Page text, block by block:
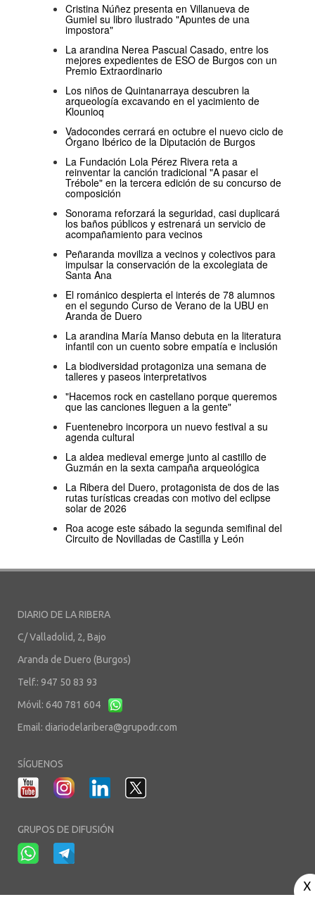
Cristina Núñez presenta en Villanueva de
Gumiel su libro ilustrado "Apuntes de una
impostora"
La arandina Nerea Pascual Casado, entre los
mejores expedientes de ESO de Burgos con un
Premio Extraordinario
Los niños de Quintanarraya descubren la
arqueología excavando en el yacimiento de
Klounioq
Vadocondes cerrará en octubre el nuevo ciclo de
Órgano Ibérico de la Diputación de Burgos
La Fundación Lola Pérez Rivera reta a
reinventar la canción tradicional "A pasar el
Trébole" en la tercera edición de su concurso de
composición
Sonorama reforzará la seguridad, casi duplicará
los baños públicos y estrenará un servicio de
acompañamiento para vecinos
Peñaranda moviliza a vecinos y colectivos para
impulsar la conservación de la excolegiata de
Santa Ana
El románico despierta el interés de 78 alumnos
en el segundo Curso de Verano de la UBU en
Aranda de Duero
La arandina María Manso debuta en la literatura
infantil con un cuento sobre empatía e inclusión
La biodiversidad protagoniza una semana de
talleres y paseos interpretativos
"Hacemos rock en castellano porque queremos
que las canciones lleguen a la gente"
Fuentenebro incorpora un nuevo festival a su
agenda cultural
La aldea medieval emerge junto al castillo de
Guzmán en la sexta campaña arqueológica
La Ribera del Duero, protagonista de dos de las
rutas turísticas creadas con motivo del eclipse
solar de 2026
Roa acoge este sábado la segunda semifinal del
Circuito de Novilladas de Castilla y León
DIARIO DE LA RIBERA
C/ Valladolid, 2, Bajo
Aranda de Duero (Burgos)
Telf.: 947 50 83 93
Móvil: 640 781 604
Email: diariodelaribera@grupodr.com
SÍGUENOS
GRUPOS DE DIFUSIÓN